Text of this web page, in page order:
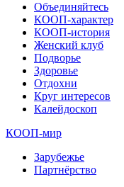
Объединяйтесь
КООП-характер
КООП-история
Женский клуб
Подворье
Здоровье
Отдохни
Круг интересов
Калейдоскоп
КООП-мир
Зарубежье
Партнёрство